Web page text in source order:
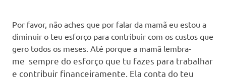
Por favor, não aches que por falar da mamã eu estou a
diminuir o teu esforço para contribuir com os custos que
gero todos os meses. Até porque a mamã lembra-
me sempre do esforço que tu fazes para trabalhar
e contribuir financeiramente. Ela conta do teu